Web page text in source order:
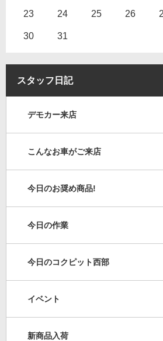
23 24 25 26
30 31
スタッフ日記
デモカー来店
こんなお車がご来店
今日のお奨め商品!
今日の作業
今日のコクピット西部
イベント
新商品入荷